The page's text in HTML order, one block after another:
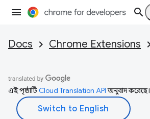
Docs Chrome Extensions
এই পৃষ্ঠাটিCloud Translation APIঅনুবাদ করেছে।